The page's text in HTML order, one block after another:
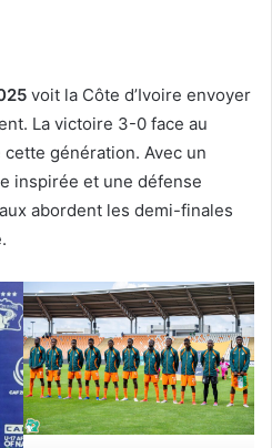
voit la Côte d’Ivoire envoyer
La victoire 3-0 face au
génération. Avec un
inspirée et une défense
abordent les demi-finales